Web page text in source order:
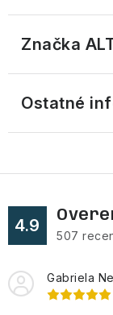
Značka
Ostatné
4.9
507
Gabriela